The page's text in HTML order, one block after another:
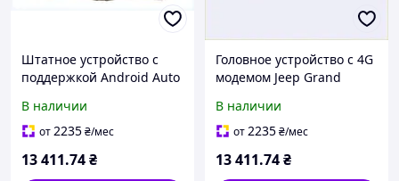
Штатное устройство с
поддержкой Android Auto
В наличии
от2235₴/мес
13 411.74₴
Головное устройство с 4G
модемом Jeep Grand
8XB779T318
В наличии
от2235₴/мес
13 411.74₴